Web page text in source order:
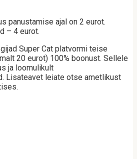
panustamise ajal on 2 eurot.
– 4 eurot.
Super Cat platvormi teise
20 eurot) 100% boonust. Sellele
ja loomulikult
Lisateavet leiate otse ametlikust